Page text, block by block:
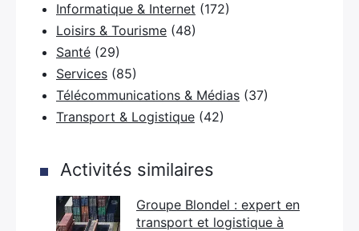
Informatique & Internet (172)
Loisirs & Tourisme (48)
Santé (29)
Services (85)
Télécommunications & Médias (37)
Transport & Logistique (42)
Activités similaires
Groupe Blondel : expert en
transport et logistique à
Rechercher
: